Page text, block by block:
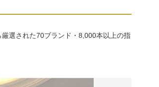
選された70ブランド・8,000本以上の指